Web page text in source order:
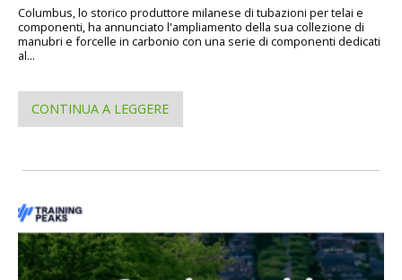
Columbus, lo storico produttore milanese di tubazioni per telai e
componenti, ha annunciato l'ampliamento della sua collezione di
manubri e forcelle in carbonio con una serie di componenti dedicati
al...
CONTINUA A LEGGERE